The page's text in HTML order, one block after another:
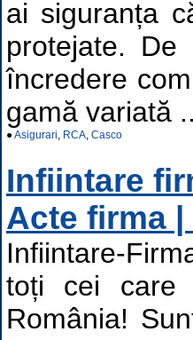
ai siguranța
protejate.
încredere
gamă variată
●Asigurari, RCA, Casco
Infiintare
Acte firma
Infiintare-
toți cei care
România!